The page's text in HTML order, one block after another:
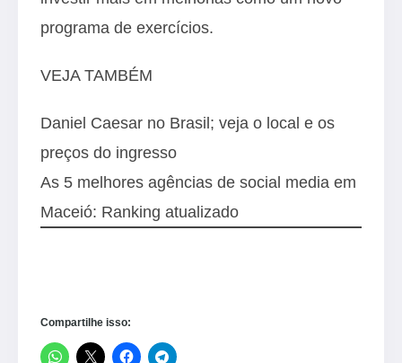
programa de exercícios.
VEJA TAMBÉM
Daniel Caesar no Brasil; veja o local e os
preços do ingresso
As 5 melhores agências de social media em
Maceió: Ranking atualizado
Compartilhe isso: